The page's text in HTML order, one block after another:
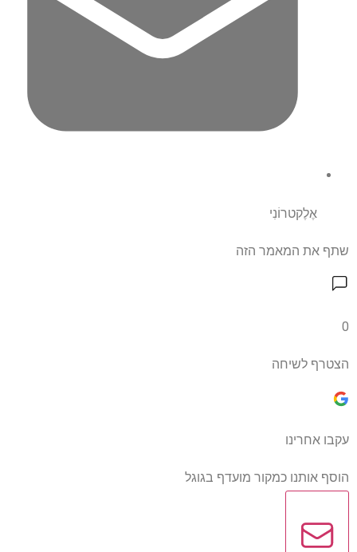
אֶלֶקטרוֹנִי
שתף את המאמר הזה
0
הצטרף לשיחה
עקבו אחרינו
הוסף אותנו כמקור מועדף בגוגל